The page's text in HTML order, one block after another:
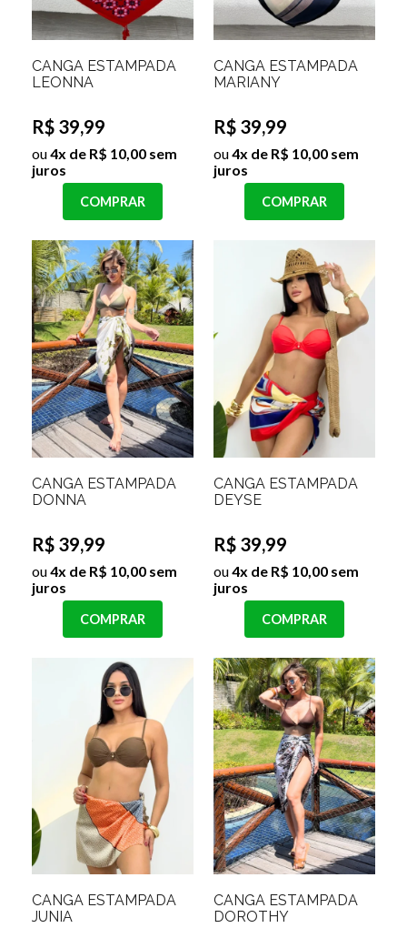
CANGA ESTAMPADA
LEONNA
R$ 39,99
ou4x de R$ 10,00 sem
juros
COMPRAR
CANGA ESTAMPADA
MARIANY
R$ 39,99
ou4x de R$ 10,00 sem
juros
COMPRAR
CANGA ESTAMPADA
DONNA
R$ 39,99
ou4x de R$ 10,00 sem
juros
COMPRAR
CANGA ESTAMPADA
DEYSE
R$ 39,99
ou4x de R$ 10,00 sem
juros
COMPRAR
CANGA ESTAMPADA
JUNIA
CANGA ESTAMPADA
DOROTHY